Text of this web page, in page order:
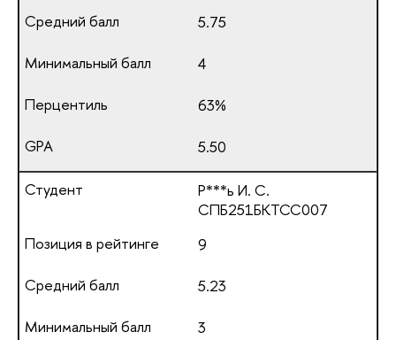
5.75
4
63%
5.50
Р***ь И. С.
СПБ251БКТСС007
9
5.23
3